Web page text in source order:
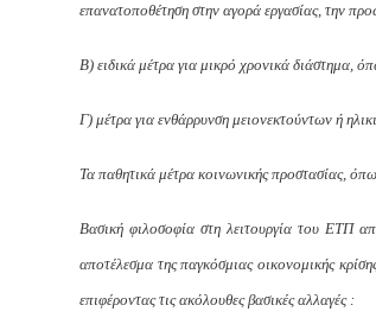
επανατοποθέτηση στην αγορά εργασίας, την
Β) ειδικά μέτρα για μικρό χρονικά διάστημα,
Γ) μέτρα για ενθάρρυνση μειονεκτούντων ή
Τα παθητικά μέτρα κοινωνικής προστασίας,
Βασική φιλοσοφία στη λειτουργία του ΕΤΠ
αποτέλεσμα της παγκόσμιας οικονομικής
επιφέροντας τις ακόλουθες βασικές αλλαγές :